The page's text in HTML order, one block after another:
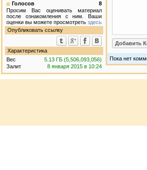
Голосов
8
Просим Вас оценивать материал
после ознакомления с ним. Ваши
оценки вы можете просмотреть здесь
Опубликовать ссылку
Характеристика
Вес
5.13 ГБ (5,506,093,056)
Залит
8 января 2015 в 10:24
Пока нет